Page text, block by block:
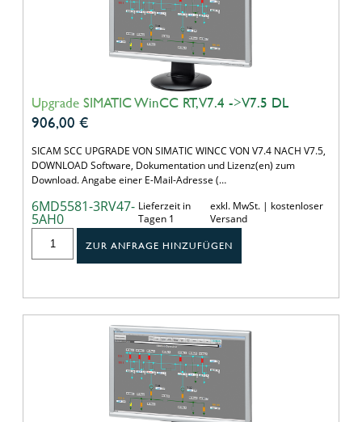
Upgrade SIMATIC WinCC RT, V7.4 ->V7.5 DL
906,00 €
SICAM SCC UPGRADE VON SIMATIC WINCC VON V7.4 NACH V7.5,
DOWNLOAD Software, Dokumentation und Lizenz(en) zum
Download. Angabe einer E-Mail-Adresse (…
6MD5581-3RV47-
5AH0
Lieferzeit in
Tagen 1
exkl. MwSt. | kostenloser
Versand
ZUR ANFRAGE HINZUFÜGEN